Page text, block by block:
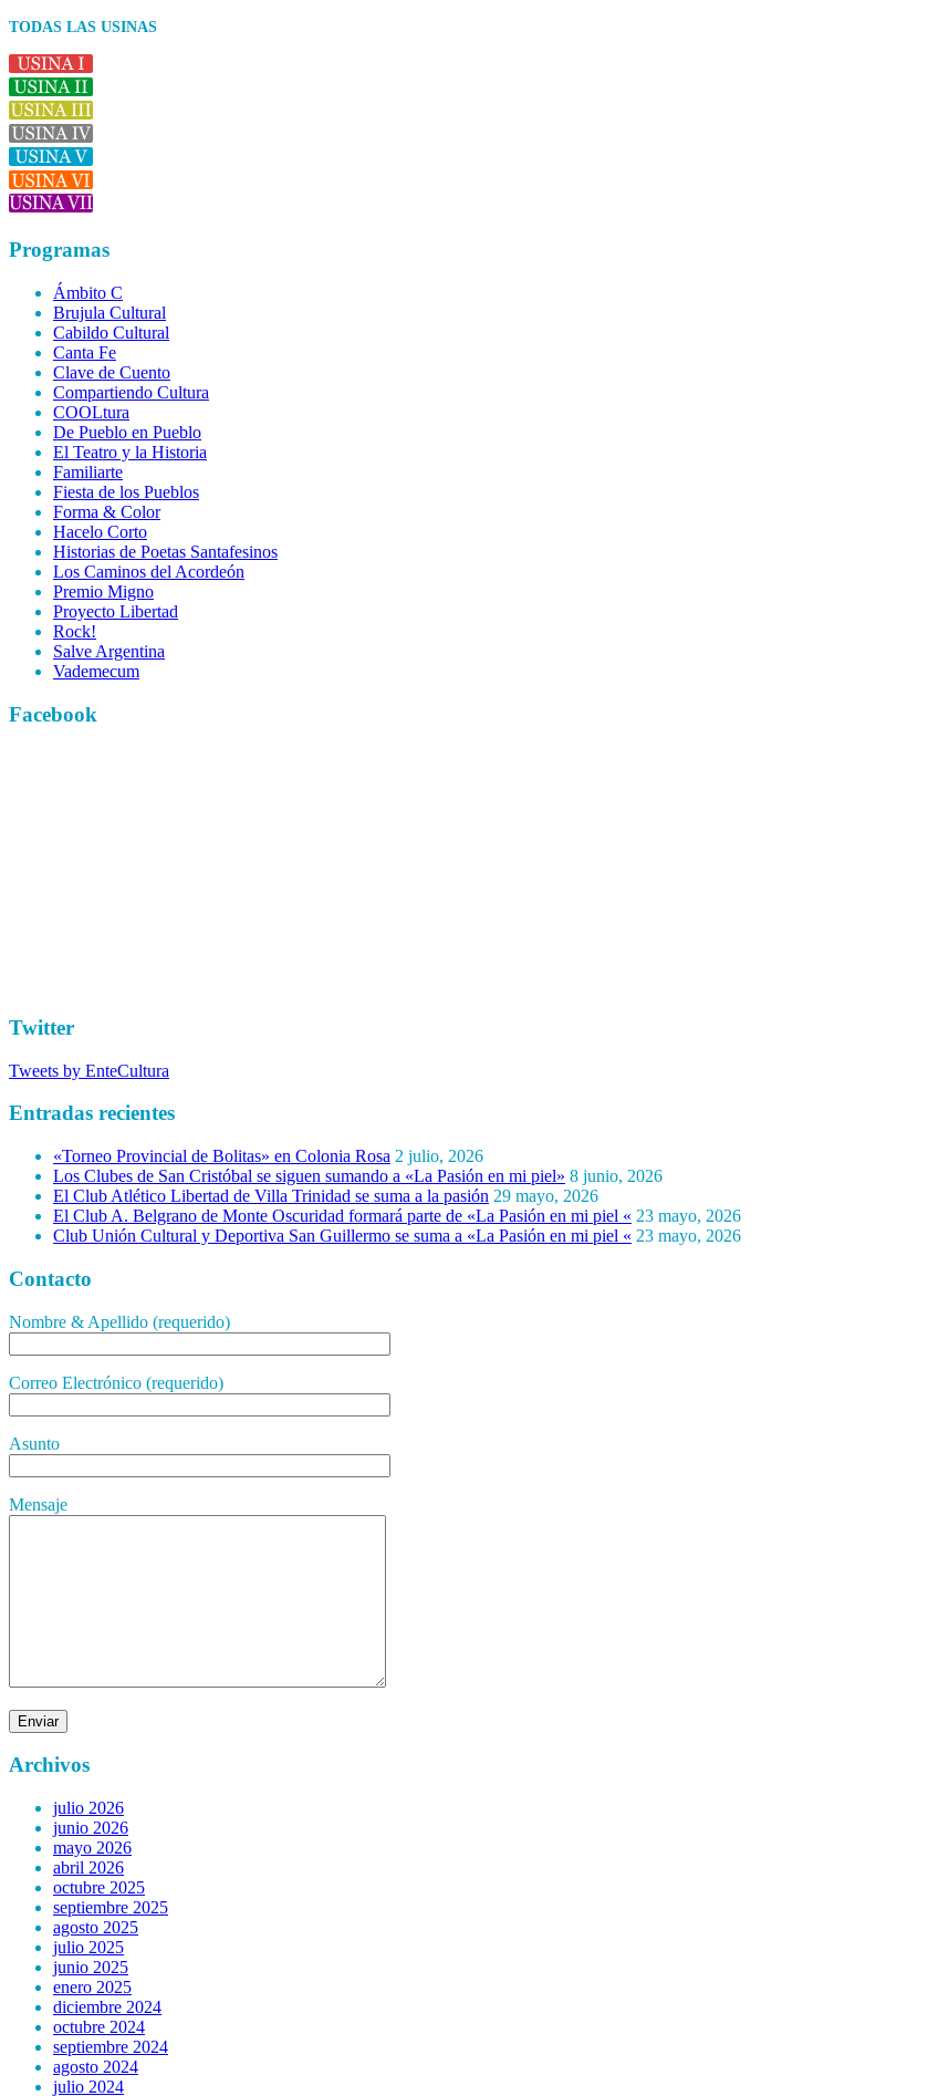
TODAS LAS USINAS
Programas
Ámbito C
Brujula Cultural
Cabildo Cultural
Canta Fe
Clave de Cuento
Compartiendo Cultura
COOLtura
De Pueblo en Pueblo
El Teatro y la Historia
Familiarte
Fiesta de los Pueblos
Forma & Color
Hacelo Corto
Historias de Poetas Santafesinos
Los Caminos del Acordeón
Premio Migno
Proyecto Libertad
Rock!
Salve Argentina
Vademecum
Facebook
Twitter
Tweets by EnteCultura
Entradas recientes
«Torneo Provincial de Bolitas» en Colonia Rosa 2 julio, 2026
Los Clubes de San Cristóbal se siguen sumando a «La Pasión en mi piel» 8 junio, 2026
El Club Atlético Libertad de Villa Trinidad se suma a la pasión 29 mayo, 2026
El Club A. Belgrano de Monte Oscuridad formará parte de «La Pasión en mi piel « 23 mayo, 2026
Club Unión Cultural y Deportiva San Guillermo se suma a «La Pasión en mi piel « 23 mayo, 2026
Contacto
Nombre & Apellido (requerido)
Correo Electrónico (requerido)
Asunto
Mensaje
Archivos
julio 2026
junio 2026
mayo 2026
abril 2026
octubre 2025
septiembre 2025
agosto 2025
julio 2025
junio 2025
enero 2025
diciembre 2024
octubre 2024
septiembre 2024
agosto 2024
julio 2024